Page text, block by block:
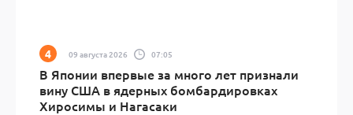
09 августа 2026 07:05
В Японии впервые за много лет признали
вину США в ядерных бомбардировках
Хиросимы и Нагасаки